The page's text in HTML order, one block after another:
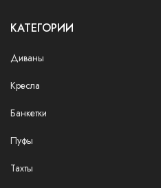
КАТЕГОРИИ
Диваны
Кресла
Банкетки
Пуфы
Тахты